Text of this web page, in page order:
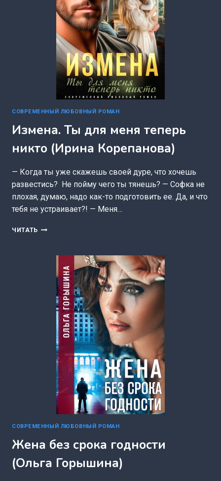
СОВРЕМЕННЫЙ ЛЮБОВНЫЙ РОМАН
Измена. Ты для меня теперь
никто (Ирина Корепанова)
— Когда ты уже скажешь своей дуре, что хочешь
развестись? Не пойму чего ты тянешь? — Софка не
плохая, думаю, надо как-то подготовить ее. Да, и что
тебя не устраивает?! — Меня…
ЧИТАТЬ ИЗМЕНА.
МЕНЯ
ТЕПЕРЬ
НИКТО
(ИРИНА
КОРЕПАНОВА)
СОВРЕМЕННЫЙ ЛЮБОВНЫЙ РОМАН
Жена без срока годности
(Ольга Горышина)